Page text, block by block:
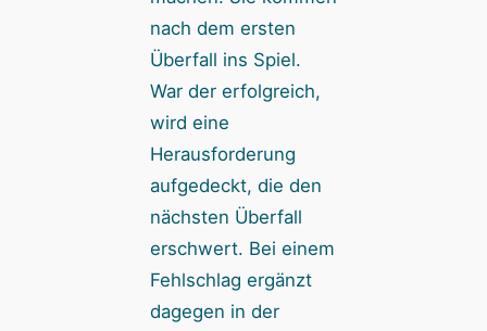
nach dem ersten
Überfall ins Spiel.
War der erfolgreich,
wird eine
Herausforderung
aufgedeckt, die den
nächsten Überfall
erschwert. Bei einem
Fehlschlag ergänzt
dagegen in der